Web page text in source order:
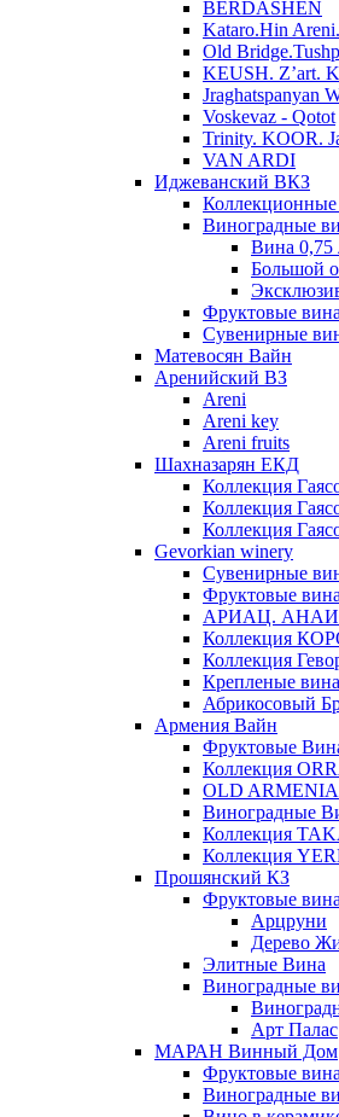
BERDASHEN
Kataro.Hin
Old
KEUSH. Z’art.
Jraghatspanyan
Voskevaz - Qotot
Trinity. KOOR.
VAN ARDI
Иджеванский ВКЗ
Коллекционные
Виноградные
Вина 0,75
Большой
Фруктовые вина
Cувенирные
Матевосян Вайн
Аренийский ВЗ
Areni
Areni key
Areni fruits
Шахназарян ЕКД
Коллекция
Коллекция
Коллекция
Gevorkian winery
Сувенирные
Фруктовые вина
АРИАЦ.
Коллекция
Коллекция
Крепленые вина
Абрикосовый
Армения Вайн
Фруктовые
Коллекция
OLD ARMENIA
Виноградные
Коллекция
Коллекция
Прошянский КЗ
Фруктовые вина
Арцруни
Дерево
Элитные Вина
Виноградные
Арт Палас
МАРАН Винный Дом
Фруктовые вина
Виноградные